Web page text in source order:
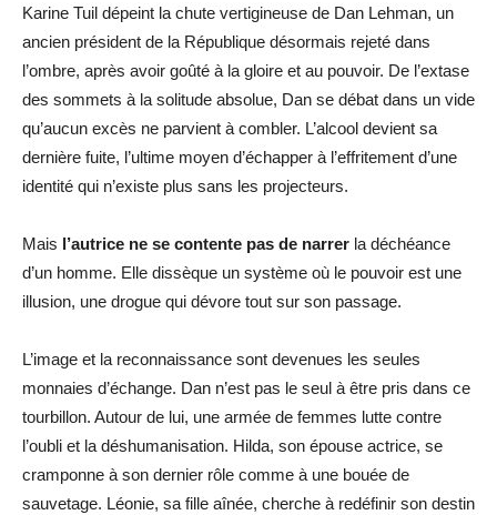
Karine Tuil dépeint la chute vertigineuse de Dan Lehman, un
ancien président de la République désormais rejeté dans
l’ombre, après avoir goûté à la gloire et au pouvoir. De l’extase
des sommets à la solitude absolue, Dan se débat dans un vide
qu’aucun excès ne parvient à combler. L’alcool devient sa
dernière fuite, l’ultime moyen d’échapper à l’effritement d’une
identité qui n’existe plus sans les projecteurs.
Mais l’autrice ne se contente pas de narrer la déchéance
d’un homme. Elle dissèque un système où le pouvoir est une
illusion, une drogue qui dévore tout sur son passage.
L’image et la reconnaissance sont devenues les seules
monnaies d’échange. Dan n’est pas le seul à être pris dans ce
tourbillon. Autour de lui, une armée de femmes lutte contre
l’oubli et la déshumanisation. Hilda, son épouse actrice, se
cramponne à son dernier rôle comme à une bouée de
sauvetage. Léonie, sa fille aînée, cherche à redéfinir son destin